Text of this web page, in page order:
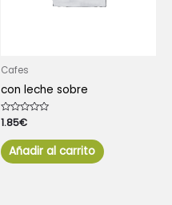
Cafes
con leche sobre
Valorado
con
de
5
1.85€
Añadir al carrito